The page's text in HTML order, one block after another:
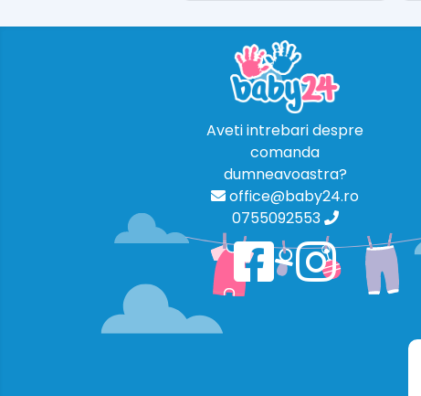
Aveti intrebari despre
comanda
dumneavoastra?
office@baby24.ro
0755092553